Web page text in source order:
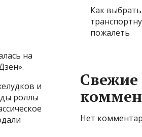
на
и
роллы
Как
пожалеть
Свежие
Нет